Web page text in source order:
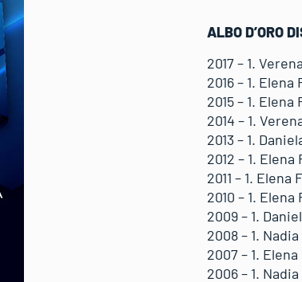
ALBO D’ORO
2017 – 1.
2016 – 1.
2015 – 1.
2014 – 1.
2013 – 1.
2012 – 1.
2011 – 1.
2010 – 1.
2009 – 1.
2008 – 1.
2007 – 1.
2006 – 1.